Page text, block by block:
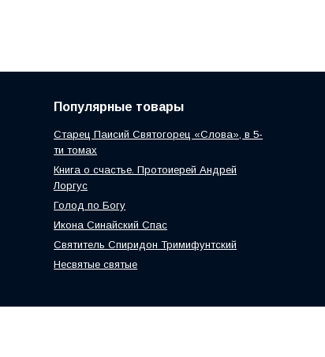
Популярные товары
Старец Паисий Святогорец «Слова», в 5-
ти томах
Книга о счастье. Протоиерей Андрей
Лоргус
Голод по Богу
Икона Синайский Спас
Святитель Спиридон Тримифунтский
Несвятые святые